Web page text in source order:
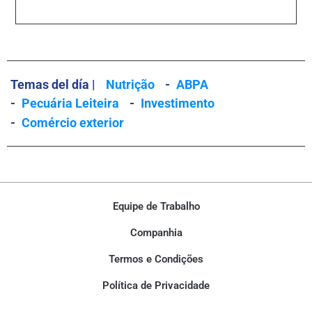
Temas del día | Nutrição - ABPA
- Pecuária Leiteira - Investimento
- Comércio exterior
Equipe de Trabalho
Companhia
Termos e Condições
Política de Privacidade